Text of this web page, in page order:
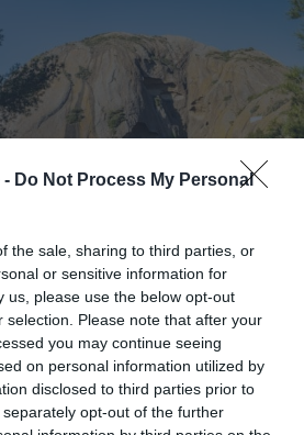
- Do Not Process My Personal
the sale, sharing to third parties, or
or sensitive information for
us, please use the below opt-out
selection. Please note that after your
you may continue seeing
on personal information utilized by
disclosed to third parties prior to
opt-out of the further
Crédit photo : Shutterstock – voyageur8
journée ou plusieurs jours
à tous